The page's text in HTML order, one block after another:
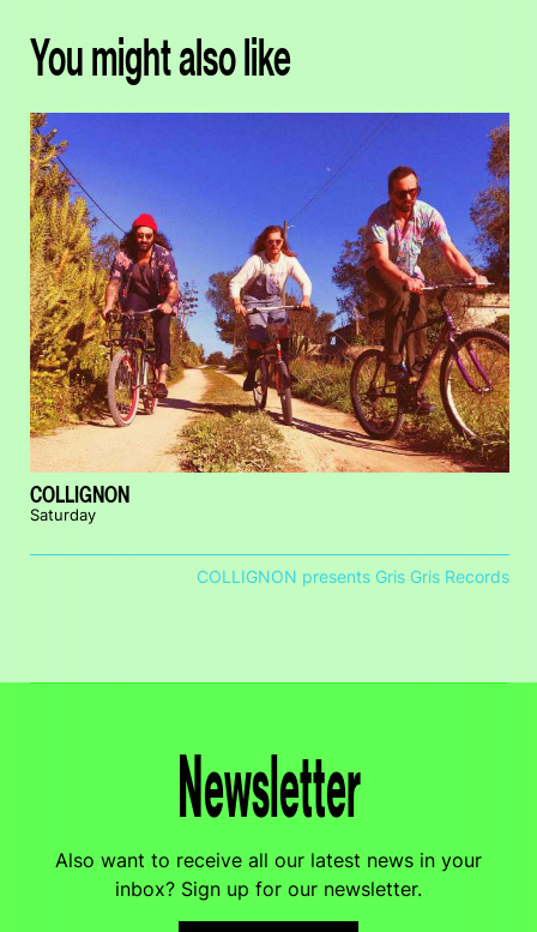
You might also like
COLLIGNON
Saturday
COLLIGNON presents Gris Gris Records
Newsletter
Also want to receive all our latest news in your
inbox? Sign up for our newsletter.